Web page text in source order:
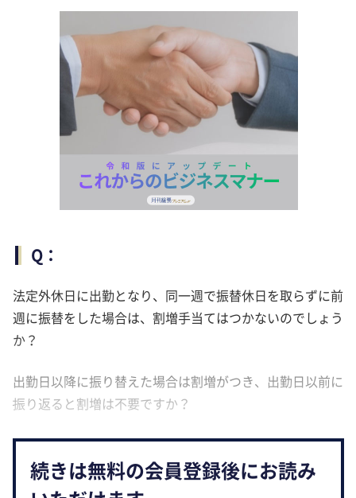
Q：
法定外休日に出勤となり、同一週で振替休日を取らずに前
週に振替をした場合は、割増手当てはつかないのでしょう
か？
出勤日以降に振り替えた場合は割増がつき、出勤日以前に
振り返ると割増は不要ですか？
続きは無料の会員登録後にお読み